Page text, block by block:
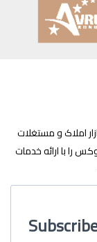
املاک و مستغلات
را با ارائه خدمات